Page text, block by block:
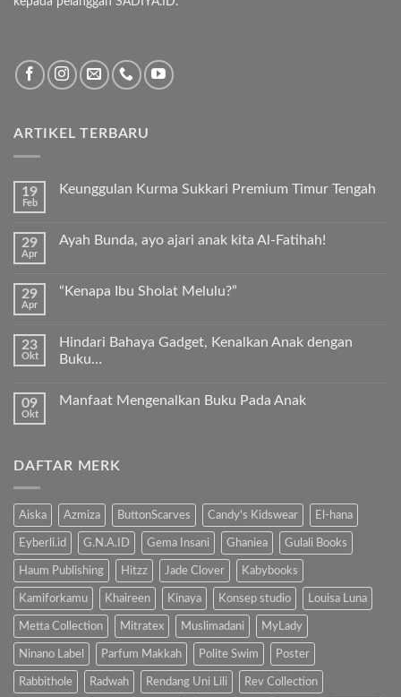
ARTIKEL TERBARU
19
Feb
Keunggulan Kurma Sukkari Premium Timur Tengah
pada
Premium
29
Apr
Ayah Bunda, ayo ajari anak kita Al-Fatihah!
pada
ajari
kita
29
Apr
“Kenapa Ibu Sholat Melulu?”
pada
“Kenapa
23
Okt
Hindari Bahaya Gadget, Kenalkan Anak dengan
Buku…
komentar
Kenalkan
Anak
09
Okt
Manfaat Mengenalkan Buku Pada Anak
Manfaat
Anak
DAFTAR MERK
Aiska Azmiza ButtonScarves Candy's Kidswear El-hana
Eyberli.id G.N.A.ID Gema Insani Ghaniea Gulali Books
Haum Publishing Hitzz Jade Clover Kabybooks
Kamiforkamu Khaireen Kinaya Konsep studio Louisa Luna
Metta Collection Mitratex Muslimadani MyLady
Ninano Label Parfum Makkah Polite Swim Poster
Rabbithole Radwah Rendang Uni Lili Rev Collection